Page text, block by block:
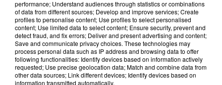
Hazebrouck : victime d'un accident,
Lucas s'en est allé brutalement...
Valérie, 46 ans, portée disparue
depuis mardi à Dunkerque, sa...
performance; Understand audiences through statistics or combinations
of data from different sources; Develop and improve services; Create
profiles to personalise content; Use profiles to select personalised
content; Use limited data to select content; Ensure security, prevent and
detect fraud, and fix errors; Deliver and present advertising and content;
Save and communicate privacy choices. These technologies may
process personal data such as IP address and browsing data to offer
following functionalities: Identify devices based on information actively
requested; Use precise geolocation data; Match and combine data from
other data sources; Link different devices; Identify devices based on
information transmitted automatically.